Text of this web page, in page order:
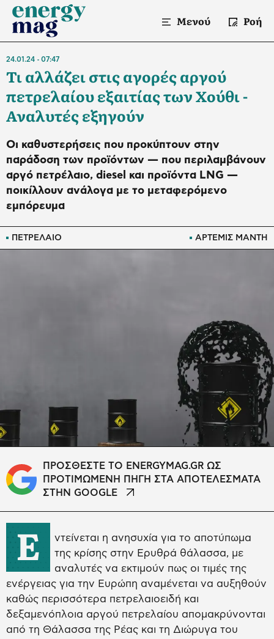
Μενού Ροή
ΠΕΤΡΕΛΑΙΟ ΑΡΤΕΜΙΣ ΜΑΝΤΗ
24.01.24 07:47
Τι αλλάζει στις αγορές αργού
πετρελαίου εξαιτίας των Χούθι -
Αναλυτές εξηγούν
Οι καθυστερήσεις που προκύπτουν στην
παράδοση των προϊόντων — που περιλαμβάνουν
αργό πετρέλαιο, diesel και προϊόντα LNG —
ποικίλλουν ανάλογα με το μεταφερόμενο
εμπόρευμα
ΠΡΟΣΘΕΣΤΕ ΤΟ ENERGYMAG.GR ΩΣ
ΠΡΟΤΙΜΩΜΕΝΗ ΠΗΓΗ ΣΤΑ ΑΠΟΤΕΛΕΣΜΑΤΑ
ΣΤΗΝ GOOGLE
Ε
ντείνεται η ανησυχία για το αποτύπωμα
της κρίσης στην Ερυθρά θάλασσα, με
αναλυτές να εκτιμούν πως οι τιμές της
ενέργειας για την Ευρώπη αναμένεται να αυξηθούν
καθώς περισσότερα πετρελαιοειδή και
δεξαμενόπλοια αργού πετρελαίου απομακρύνονται
από τη Θάλασσα της Ρέας και τη Διώρυγα του